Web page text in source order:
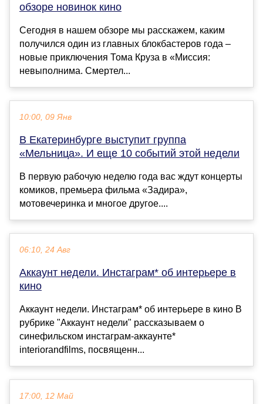
обзоре новинок кино
Сегодня в нашем обзоре мы расскажем, каким
получился один из главных блокбастеров года –
новые приключения Тома Круза в «Миссия:
невыполнима. Смертел...
10:00, 09 Янв
В Екатеринбурге выступит группа
«Мельница». И еще 10 событий этой недели
В первую рабочую неделю года вас ждут концерты
комиков, премьера фильма «Задира»,
мотовечеринка и многое другое....
06:10, 24 Авг
Аккаунт недели. Инстаграм* об интерьере в
кино
Аккаунт недели. Инстаграм* об интерьере в кино В
рубрике "Аккаунт недели" рассказываем о
синефильском инстаграм-аккаунте*
interiorandfilms, посвященн...
17:00, 12 Май